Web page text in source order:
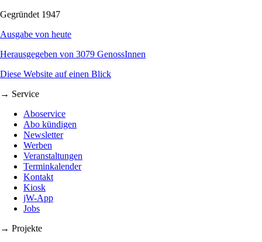
Gegründet 1947
Ausgabe von heute
Herausgegeben von 3079 GenossInnen
Diese Website auf einen Blick
→ Service
Aboservice
Abo kündigen
Newsletter
Werben
Veranstaltungen
Terminkalender
Kontakt
Kiosk
jW-App
Jobs
→ Projekte